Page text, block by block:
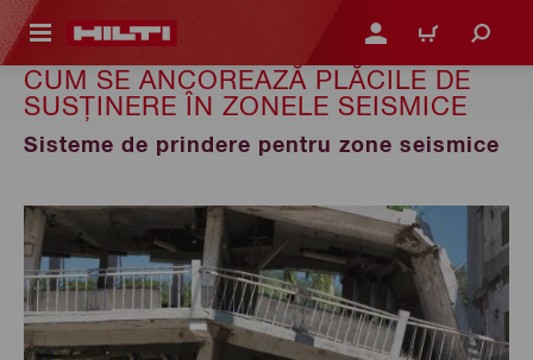
CONTENT CONECTARE SAU
COȘ
CUM SE ANCOREAZĂ PLĂCILE DE
SUSȚINERE ÎN ZONELE SEISMICE
Sisteme de prindere pentru zone seismice